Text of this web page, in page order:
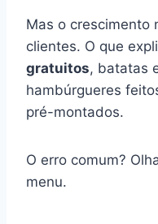
Mas o crescimento
clientes. O que
gratuitos, batatas
hambúrgueres
pré-montados.
O erro comum?
menu.